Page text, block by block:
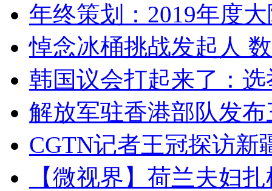
年终策划：2019年度
悼念冰桶挑战发起人
韩国议会打起来了：
解放军驻香港部队发
CGTN记者王冠探访新
【微视界】荷兰夫妇